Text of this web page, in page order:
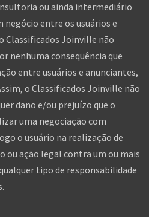
ou ainda intermediário
entre os usuários e
Classificados Joinville não
nenhuma conseqüência que
entre usuários e anunciantes,
o Classificados Joinville não
dano e/ou prejuízo que o
uma negociação com
o usuário na realização de
ou ação legal contra um ou mais
tipo de responsabilidade